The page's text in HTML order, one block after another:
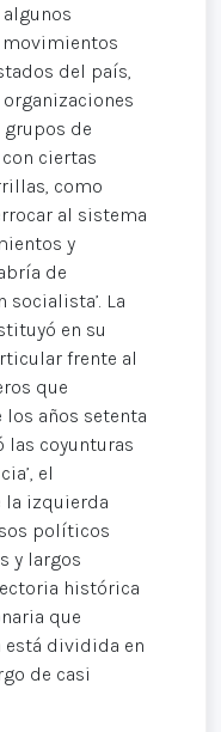
movimientos
del país,
grupos de
ciertas
como
al sistema
y
de
socialista’. La
en su
frente al
que
años setenta
las coyunturas
el
la izquierda
políticos
y largos
histórica
que
está dividida en
de casi